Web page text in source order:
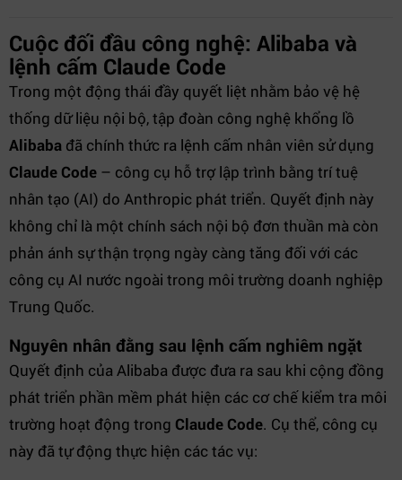
Cuộc đối đầu công nghệ: Alibaba và
lệnh cấm Claude Code
Trong một động thái đầy quyết liệt nhằm bảo vệ hệ
thống dữ liệu nội bộ, tập đoàn công nghệ khổng lồ
Alibaba đã chính thức ra lệnh cấm nhân viên sử dụng
Claude Code – công cụ hỗ trợ lập trình bằng trí tuệ
nhân tạo (AI) do Anthropic phát triển. Quyết định này
không chỉ là một chính sách nội bộ đơn thuần mà còn
phản ánh sự thận trọng ngày càng tăng đối với các
công cụ AI nước ngoài trong môi trường doanh nghiệp
Trung Quốc.
Nguyên nhân đằng sau lệnh cấm nghiêm ngặt
Quyết định của Alibaba được đưa ra sau khi cộng đồng
phát triển phần mềm phát hiện các cơ chế kiểm tra môi
trường hoạt động trong Claude Code. Cụ thể, công cụ
này đã tự động thực hiện các tác vụ: